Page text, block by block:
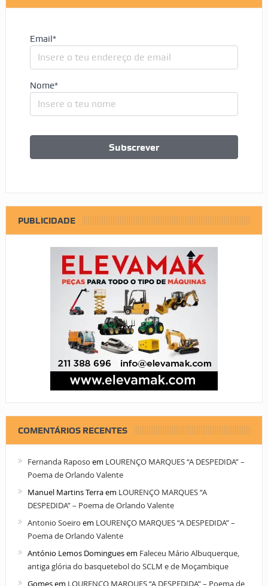
Email*
Nome*
PUBLICIDADE
COMENTÁRIOS RECENTES
Fernanda Raposo em LOURENÇO MARQUES “A DESPEDIDA” –
Poema de Orlando Valente
Manuel Martins Terraem LOURENÇO MARQUES “A
DESPEDIDA” – Poema de Orlando Valente
Antonio Soeiro em LOURENÇO MARQUES “A DESPEDIDA” –
Poema de Orlando Valente
António Lemos Dominguesem Faleceu Mário Albuquerque,
antiga glória do basquetebol do SCLM e de Moçambique
Gomesem LOURENÇO MARQUES “A DESPEDIDA” – Poema de